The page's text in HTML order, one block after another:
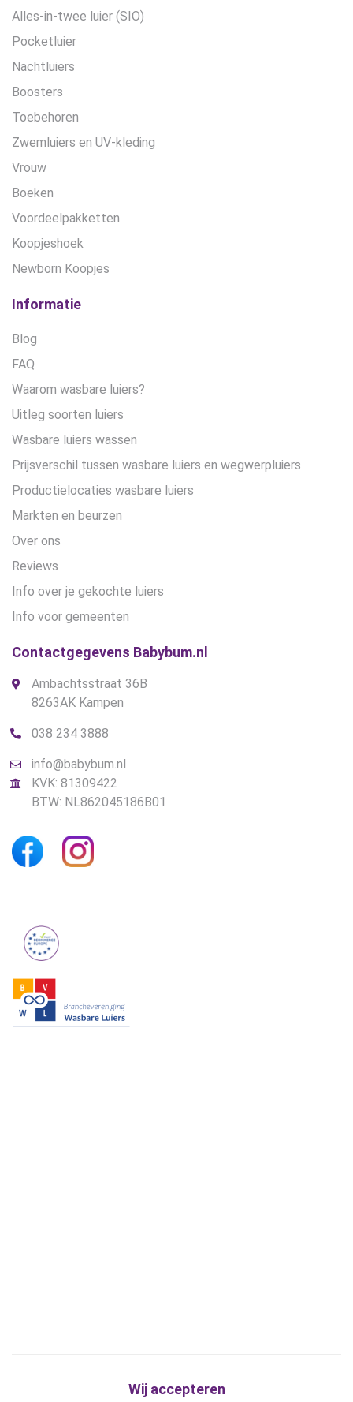
Alles-in-twee luier (SIO)
Pocketluier
Nachtluiers
Boosters
Toebehoren
Zwemluiers en UV-kleding
Vrouw
Boeken
Voordeelpakketten
Koopjeshoek
Newborn Koopjes
Informatie
Blog
FAQ
Waarom wasbare luiers?
Uitleg soorten luiers
Wasbare luiers wassen
Prijsverschil tussen wasbare luiers en wegwerpluiers
Productielocaties wasbare luiers
Markten en beurzen
Over ons
Reviews
Info over je gekochte luiers
Info voor gemeenten
Contactgegevens Babybum.nl
Ambachtsstraat 36B
8263AK Kampen
038 234 3888
info@babybum.nl
KVK: 81309422
BTW: NL862045186B01
Wij accepteren